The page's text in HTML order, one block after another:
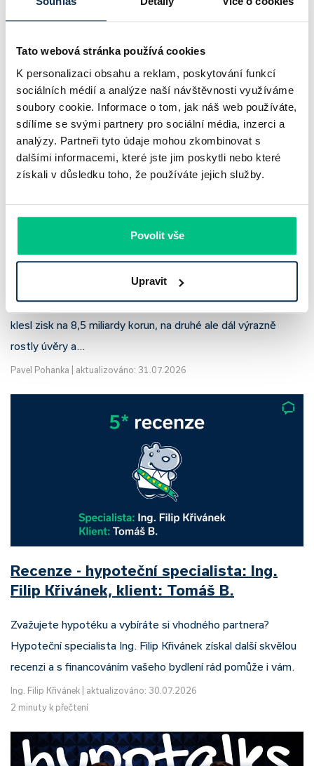
Tato webová stránka používá cookies
K personalizaci obsahu a reklam, poskytování funkcí
sociálních médií a analýze naší návštěvnosti využíváme
soubory cookie. Informace o tom, jak náš web používáte,
sdílíme se svými partnery pro sociální média, inzerci a
analýzy. Partneři tyto údaje mohou zkombinovat s
dalšími informacemi, které jste jim poskytli nebo které
získali v důsledku toho, že používáte jejich služby.
Povolit vše
Upravit
Komerční banka: pokles zisku
Komerční banka nabízí docela plastický obrázek dnešního
bankovního trhu. Na jedné straně jí podle zadaného rámce
klesl zisk na 8,5 miliardy korun, na druhé ale dál výrazně
rostly úvěry a…
Pavel Pohanka aktualizováno: 31.07.2026
Recenze - hypoteční specialista: Ing.
Filip Křivánek, klient: Tomáš B.
Zvažujete hypotéku a vybíráte si vhodného partnera?
Hypoteční specialista Ing. Filip Křivánek získal další skvělou
recenzi a s financováním vašeho bydlení rád pomůže i vám.
Ing. Filip Křivánek
aktualizováno: 30.07.2026
2 minuty k přečtení